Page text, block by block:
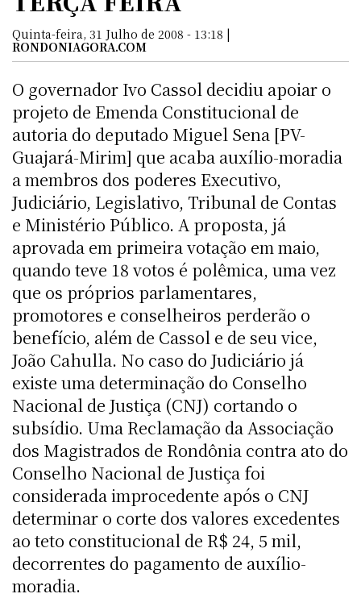
Quinta-feira, 31 Julho de 2008 - 13:18 |
RONDONIAGORA.COM
O governador Ivo Cassol decidiu apoiar o
projeto de Emenda Constitucional de
autoria do deputado Miguel Sena [PV-
Guajará-Mirim] que acaba auxílio-moradia
a membros dos poderes Executivo,
Judiciário, Legislativo, Tribunal de Contas
e Ministério Público. A proposta, já
aprovada em primeira votação em maio,
quando teve 18 votos é polêmica, uma vez
que os próprios parlamentares,
promotores e conselheiros perderão o
benefício, além de Cassol e de seu vice,
João Cahulla. No caso do Judiciário já
existe uma determinação do Conselho
Nacional de Justiça (CNJ) cortando o
subsídio. Uma Reclamação da Associação
dos Magistrados de Rondônia contra ato do
Conselho Nacional de Justiça foi
considerada improcedente após o CNJ
determinar o corte dos valores excedentes
ao teto constitucional de R$ 24, 5 mil,
decorrentes do pagamento de auxílio-
moradia.